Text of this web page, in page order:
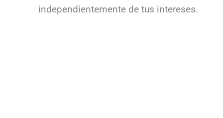
independientemente de tus intereses.